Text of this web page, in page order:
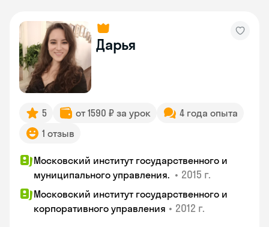
Дарья
5 от 1590 ₽ за урок
4 года опыта
1 отзыв
Московский институт государственного и
муниципального управления. • 2015 г.
Московский институт государственного и
корпоративного управления • 2012 г.